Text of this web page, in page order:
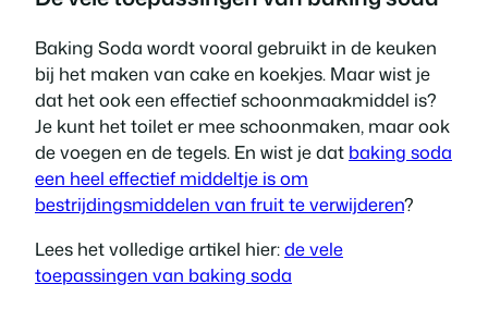
Baking Soda wordt vooral gebruikt in de keuken
bij het maken van cake en koekjes. Maar wist je
dat het ook een effectief schoonmaakmiddel is?
Je kunt het toilet er mee schoonmaken, maar ook
de voegen en de tegels. En wist je dat baking soda
een heel effectief middeltje is om
bestrijdingsmiddelen van fruit te verwijderen?
Lees het volledige artikel hier:de vele
toepassingen van baking soda